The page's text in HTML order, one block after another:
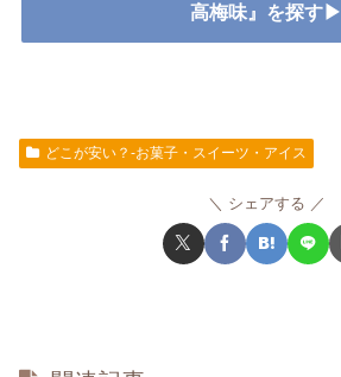
高梅味』を探す▶
どこが安い？-お菓子・スイーツ・アイス
シェアする